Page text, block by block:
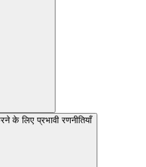
के लिए प्रभावी रणनीतियाँ